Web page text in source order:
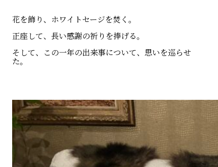
花を飾り、ホワイトセージを焚く。
正座して、長い感謝の祈りを捧げる。
そして、この一年の出来事について、思いを巡らせ
た。